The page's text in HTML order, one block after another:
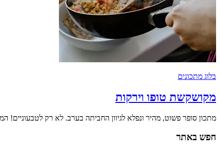
בלוג מתכונים
מקושקשת טופו וירקות
מתכון סופר פשוט, מהיר ונפלא לגיוון החביתה בערב. לא רק לטבעוניים!
חפש באתר